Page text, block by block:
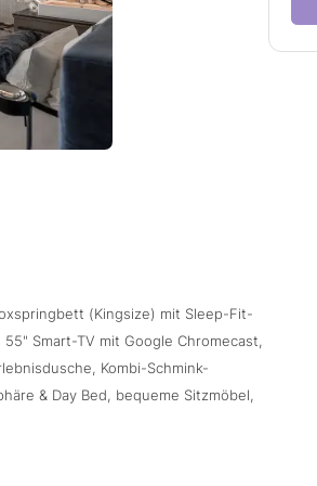
(Kingsize) mit Sleep-Fit-
Smart-TV mit Google Chromecast,
Kombi-Schmink-
& Day Bed, bequeme Sitzmöbel,